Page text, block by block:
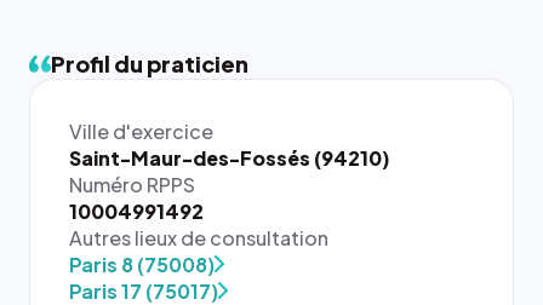
Profil du praticien
Ville d'exercice
Saint-Maur-des-Fossés (94210)
Numéro RPPS
10004991492
Autres lieux de consultation
Paris 8 (75008)
Paris 17 (75017)